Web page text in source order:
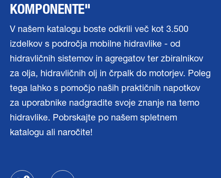
KOMPONENTE"
V našem katalogu boste odkrili več kot 3.500
izdelkov s področja mobilne hidravlike - od
hidravličnih sistemov in agregatov ter zbiralnikov
za olja, hidravličnih olj in črpalk do motorjev. Poleg
tega lahko s pomočjo naših praktičnih napotkov
za uporabnike nadgradite svoje znanje na temo
hidravlike. Pobrskajte po našem spletnem
katalogu ali naročite!